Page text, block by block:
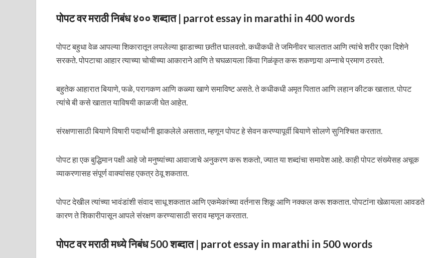
पोपट वर मराठी निबंध ४०० शब्दात | parrot essay in marathi in 400 words
पोपट बहुधा वेळ आपल्या शिकारातून लपलेल्या झाडाच्या छतीत घालवतो. कधीकधी ते जमिनीवर चालतात आणि त्यांचे शरीर एका दिशेने
सरकते. पोपटाचा आहार त्याच्या चोचीच्या आकाराने आणि ते चघळायला किंवा गिळंकृत करू शकणार्‍या अन्नाचे प्रमाण ठरवते.
बहुतेक आहारात बियाणे, फळे, परागकण आणि कळ्या खाणे समाविष्ट असते. ते कधीकधी अमृत पितात आणि लहान कीटक खातात. पोपट
त्यांचे बी कसे खातात याविषयी काळजी घेत आहेत.
संरक्षणासाठी बियाणे विषारी पदार्थांनी झाकलेले असतात, म्हणून पोपट हे सेवन करण्यापूर्वी बियाणे सोलणे सुनिश्चित करतात.
पोपट हा एक बुद्धिमान पक्षी आहे जो मनुष्यांच्या आवाजाचे अनुकरण करू शकतो, ज्यात या शब्दांचा समावेश आहे. काही पोपट संख्येसह अचूक
व्याकरणासह संपूर्ण वाक्यांसह एकत्र ठेवू शकतात.
पोपट देखील त्यांच्या भावंडांशी संवाद साधू शकतात आणि एकमेकांच्या वर्तनास शिकू आणि नक्कल करू शकतात. पोपटांना खेळायला आवडते
कारण ते शिकारीपासून आपले संरक्षण करण्यासाठी सराव म्हणून करतात.
पोपट वर मराठी मध्ये निबंध 500 शब्दात | parrot essay in marathi in 500 words